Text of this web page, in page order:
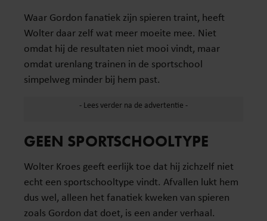
Waar Gordon fanatiek zijn spieren traint, heeft
Wolter daar zelf wat meer moeite mee. Niet
omdat hij de resultaten niet mooi vindt, maar
omdat urenlang trainen in de sportschool
simpelweg minder bij hem past.
GEEN SPORTSCHOOLTYPE
Wolter Kroes geeft eerlijk toe dat hij zichzelf niet
echt een sportschooltype vindt. Afvallen lukt hem
dus wel, alleen het fanatiek kweken van spieren
zoals Gordon dat doet, is een ander verhaal.